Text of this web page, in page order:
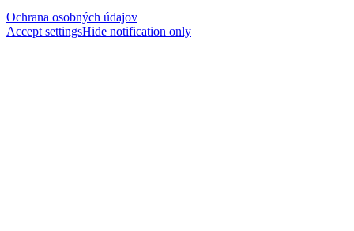
Ochrana osobných údajov
Accept settingsHide notification only